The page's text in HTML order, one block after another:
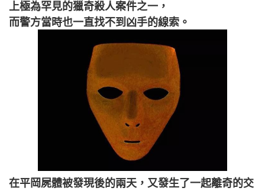
上極為罕見的獵奇殺人案件之一，
而警方當時也一直找不到凶手的線索。
在平岡屍體被發現後的兩天，又發生了一起離奇的交